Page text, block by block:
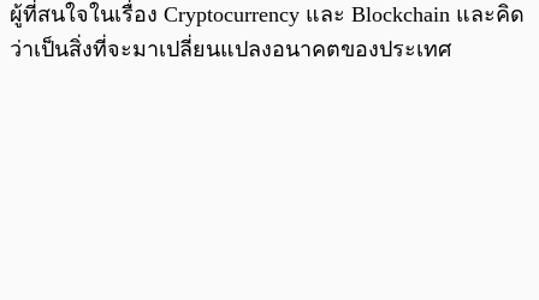
ผู้ที่สนใจในเรื่อง Cryptocurrency และ Blockchain และคิด
ว่าเป็นสิ่งที่จะมาเปลี่ยนแปลงอนาคตของประเทศ